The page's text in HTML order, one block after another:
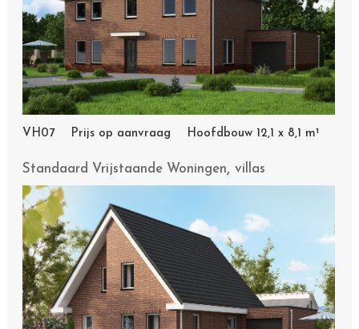
VH07 Prijs op aanvraag Hoofdbouw 12,1 x 8,1 m¹
Standaard Vrijstaande Woningen,villas